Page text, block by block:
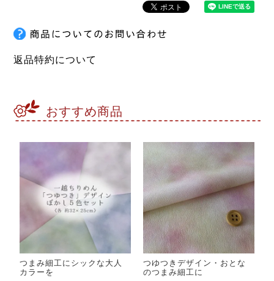
返品特約について
おすすめ商品
つまみ細工にシックな大人
カラーを
つゆつきデザイン・おとな
のつまみ細工に